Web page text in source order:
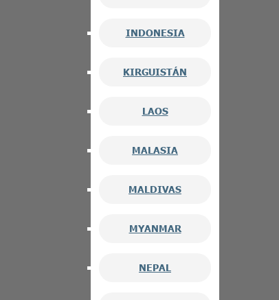
INDONESIA
KIRGUISTÁN
LAOS
MALASIA
MALDIVAS
MYANMAR
NEPAL